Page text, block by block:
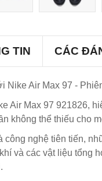
TIN CÁC
Nike Air Max 97 -
Air Max 97 921826,
không thể thiếu cho
nghệ tiên tiến,
và các vật liệu tổng